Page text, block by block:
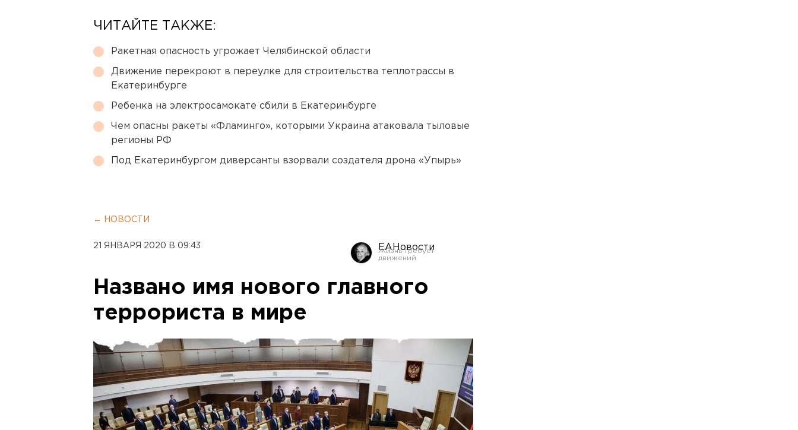
ЧИТАЙТЕ ТАКЖЕ:
Ракетная опасность угрожает Челябинской области
Движение перекроют в переулке для строительства теплотрассы в
Екатеринбурге
Ребенка на электросамокате сбили в Екатеринбурге
Чем опасны ракеты «Фламинго», которыми Украина атаковала тыловые
регионы РФ
Под Екатеринбургом диверсанты взорвали создателя дрона «Упырь»
← НОВОСТИ
21 ЯНВАРЯ 2020 В 09:43 ЕАНовости
Названо имя нового главного
террориста в мире